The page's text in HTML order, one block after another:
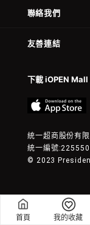
首頁 我的收藏
聯絡我們
友善連結
下載 iOPEN
統一超商股份有
統一編號
© 2023